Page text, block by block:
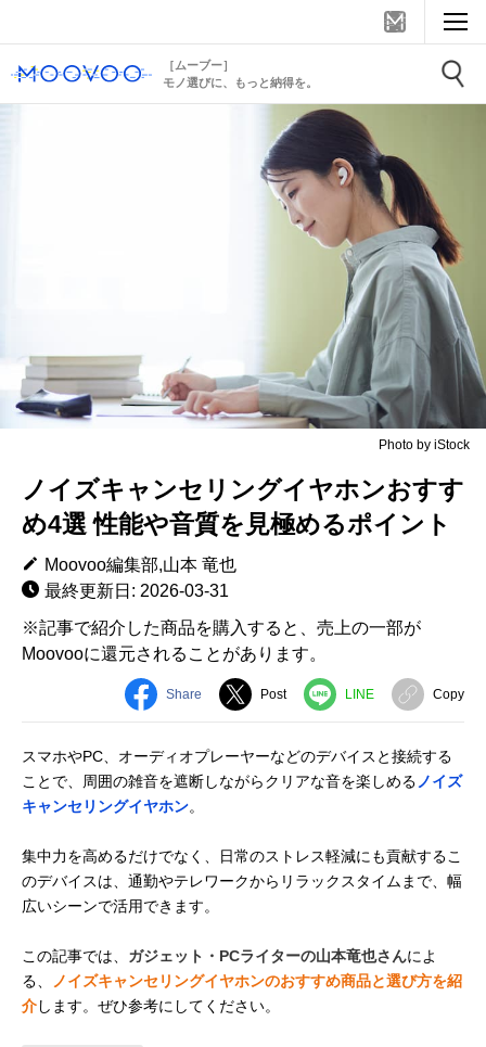
［ムーブー］
モノ選びに、もっと納得を。
Photo by iStock
ノイズキャンセリングイヤホンおすす
め4選 性能や音質を見極めるポイント
Moovoo編集部,山本 竜也
最終更新日: 2026-03-31
※記事で紹介した商品を購入すると、売上の一部が
Moovooに還元されることがあります。
Share Post LINE Copy
スマホやPC、オーディオプレーヤーなどのデバイスと接続する
ことで、周囲の雑音を遮断しながらクリアな音を楽しめる ノイズ
キャンセリングイヤホン。
集中力を高めるだけでなく、日常のストレス軽減にも貢献するこ
のデバイスは、通勤やテレワークからリラックスタイムまで、幅
広いシーンで活用できます。
この記事では、 ガジェット・PCライターの山本竜也さんによ
る、
ノイズキャンセリングイヤホンのおすすめ商品と選び方を紹
介します。ぜひ参考にしてください。